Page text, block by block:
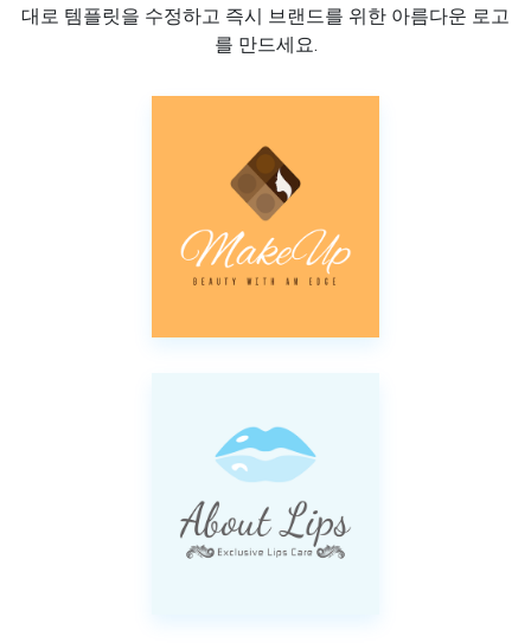
대로 템플릿을 수정하고 즉시 브랜드를 위한 아름다운 로고
를 만드세요.